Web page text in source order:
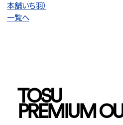
本舗いち羽）
一覧へ
TOSU
PREMIUM